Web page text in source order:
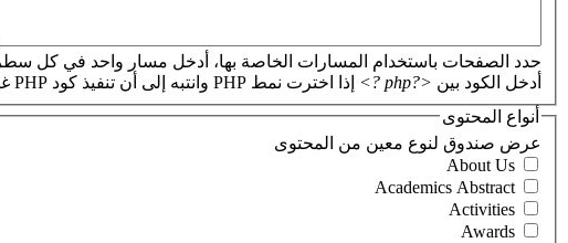
حدد الصفحات باستخدام المسارات الخاصة بها، أدخل مسار واحد في كل
أدخل الكود بين <?php ?>
إذا اخترت نمط PHP وانتبه إلى أن تنفيذ كود PHP غير صحيح سيؤدي إلى تعطل موقعك.
أنواع المحتوى
‏عرض صندوق لنوع معين من المحتوى ‏